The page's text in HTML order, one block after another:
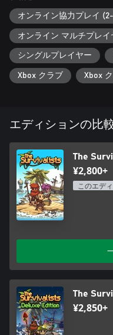
なものの作り方を見つけて
を最大限に利用するんだ。
集中攻撃を切り抜けろ
小屋の壁に飾るカッコいい
たい？君が探し求めている
かで見つかるかもしれない
オンライン協力プレイ
オンライン マルチプレ
シングルプレイヤー
Xbox クラブ Xbox
エディションの比
The
¥2,800+
このエデ
The
¥2,850+